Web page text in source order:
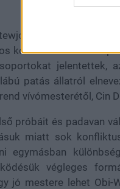
bolygón született
korában a Jedi
jelentettek,
patás állatról
vívómesterétől, Cin
próbáit és padavan
miatt sok
egymásban
végleges
jó mestere lehet Obi-